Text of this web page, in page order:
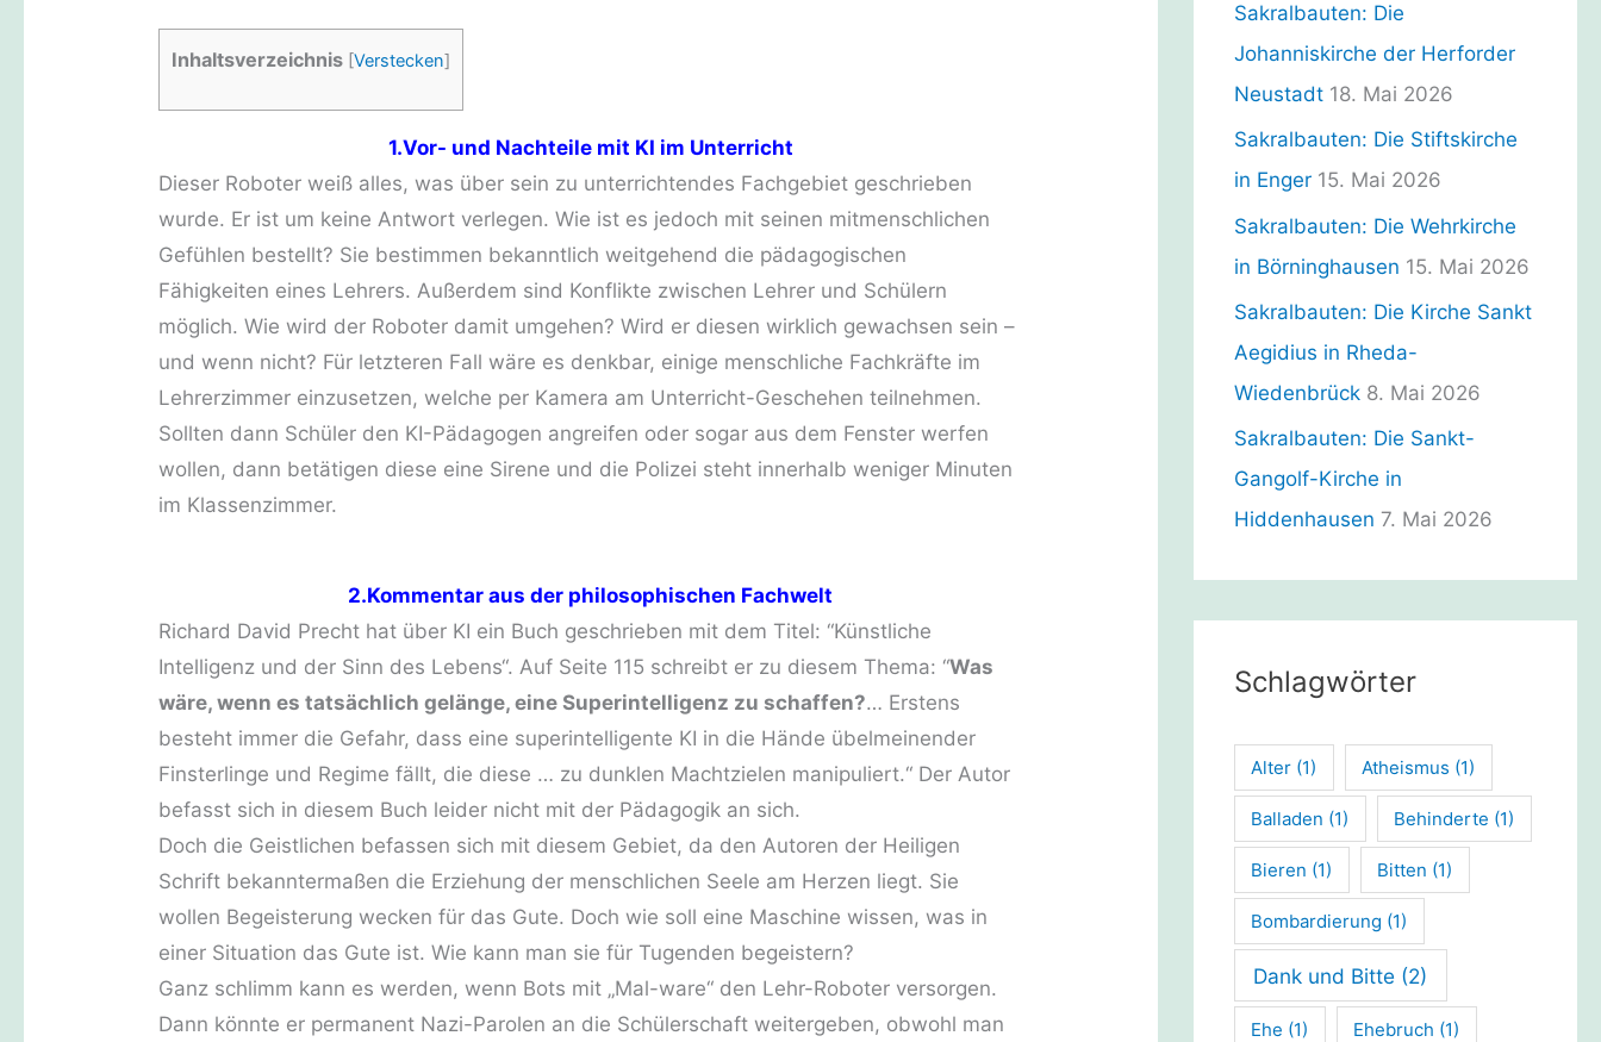
Inhaltsverzeichnis [Verstecken]
1.Vor- und Nachteile mit KI im Unterricht
Dieser Roboter weiß alles, was über sein zu unterrichtendes Fachgebiet geschrieben
wurde. Er ist um keine Antwort verlegen. Wie ist es jedoch mit seinen mitmenschlichen
Gefühlen bestellt? Sie bestimmen bekanntlich weitgehend die pädagogischen
Fähigkeiten eines Lehrers. Außerdem sind Konflikte zwischen Lehrer und Schülern
möglich. Wie wird der Roboter damit umgehen? Wird er diesen wirklich gewachsen sein –
und wenn nicht? Für letzteren Fall wäre es denkbar, einige menschliche Fachkräfte im
Lehrerzimmer einzusetzen, welche per Kamera am Unterricht-Geschehen teilnehmen.
Sollten dann Schüler den KI-Pädagogen angreifen oder sogar aus dem Fenster werfen
wollen, dann betätigen diese eine Sirene und die Polizei steht innerhalb weniger Minuten
im Klassenzimmer.
2.Kommentar aus der philosophischen Fachwelt
Richard David Precht hat über KI ein Buch geschrieben mit dem Titel: “Künstliche
Intelligenz und der Sinn des Lebens“. Auf Seite 115 schreibt er zu diesem Thema: “Was
wäre, wenn es tatsächlich gelänge, eine Superintelligenz zu schaffen?… Erstens
besteht immer die Gefahr, dass eine superintelligente KI in die Hände übelmeinender
Finsterlinge und Regime fällt, die diese … zu dunklen Machtzielen manipuliert.“ Der Autor
befasst sich in diesem Buch leider nicht mit der Pädagogik an sich.
Doch die Geistlichen befassen sich mit diesem Gebiet, da den Autoren der Heiligen
Schrift bekanntermaßen die Erziehung der menschlichen Seele am Herzen liegt. Sie
wollen Begeisterung wecken für das Gute. Doch wie soll eine Maschine wissen, was in
einer Situation das Gute ist. Wie kann man sie für Tugenden begeistern?
Ganz schlimm kann es werden, wenn Bots mit „Mal-ware“ den Lehr-Roboter versorgen.
Dann könnte er permanent Nazi-Parolen an die Schülerschaft weitergeben, obwohl man
Sakralbauten: Die
Johanniskirche der Herforder
Neustadt 18. Mai 2026
Sakralbauten: Die Stiftskirche
in Enger 15. Mai 2026
Sakralbauten: Die Wehrkirche
in Börninghausen 15. Mai 2026
Sakralbauten: Die Kirche Sankt
Aegidius in Rheda-
Wiedenbrück 8. Mai 2026
Sakralbauten: Die Sankt-
Gangolf-Kirche in
Hiddenhausen 7. Mai 2026
Schlagwörter
Alter (1) Atheismus (1)
Balladen (1) Behinderte (1)
Bieren (1) Bitten (1)
Bombardierung (1)
Dank und Bitte (2)
Ehe (1) Ehebruch (1)